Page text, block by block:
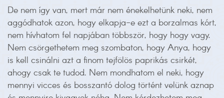
De nem így van, mert már nem énekelhetünk neki, nem
aggódhatok azon, hogy elkapja-e ezt a borzalmas kórt,
nem hívhatom fel napjában többször, hogy hogy vagy.
Nem csörgethetem meg szombaton, hogy Anya, hogy
is kell csinálni azt a finom tejfölös paprikás csirkét,
ahogy csak te tudod. Nem mondhatom el neki, hogy
mennyi vicces és bosszantó dolog történt velünk aznap